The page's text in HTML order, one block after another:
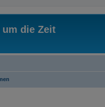
um die Zeit